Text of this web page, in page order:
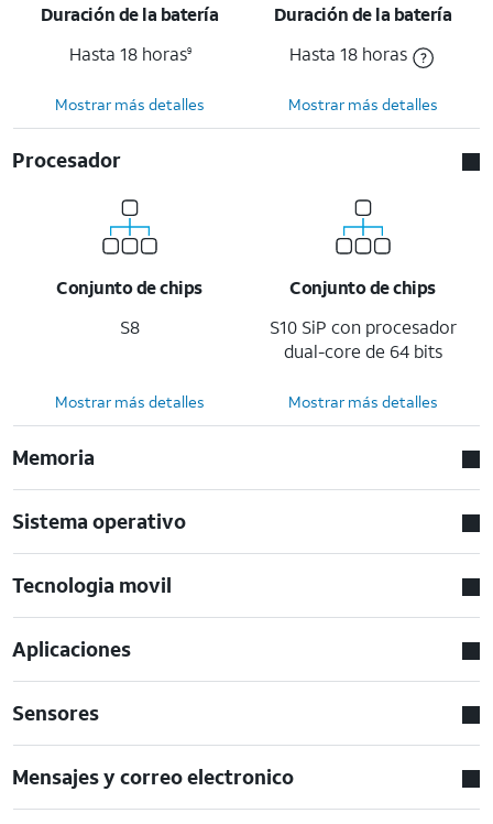
Duración de la batería
Hasta 18 horas9
Duración de la batería
Hasta 18 horas
Mostrar más detalles Mostrar más detalles
Procesador
Conjunto de chips
S8
Conjunto de chips
S10 SiP con procesador
dual-core de 64 bits
Mostrar más detalles Mostrar más detalles
Memoria
Sistema operativo
Tecnologia movil
Aplicaciones
Sensores
Mensajes y correo electronico